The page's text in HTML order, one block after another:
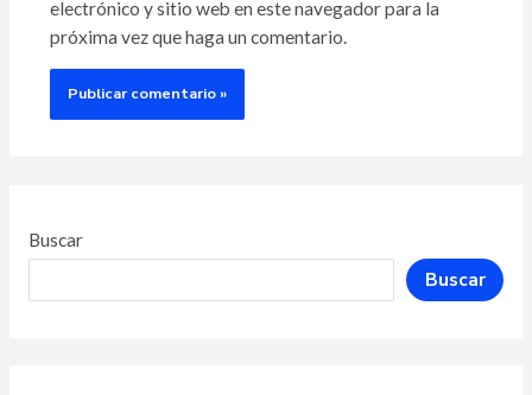
electrónico y sitio web en este navegador para la
próxima vez que haga un comentario.
Buscar
Buscar